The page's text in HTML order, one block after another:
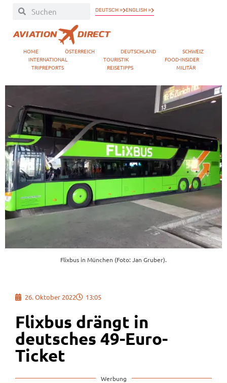
DEUTSCH » ENGLISH »
HOME ÖSTERREICH DEUTSCHLAND
SCHWEIZ
INTERNATIONAL
TOURISTIK
FOOD-INSIDER
TRIPREPORTS
REISETIPPS MILITÄR
Flixbus in München (Foto: Jan Gruber).
26. Oktober 2022 13:05
Flixbus drängt in
deutsches 49-Euro-
Ticket
Werbung